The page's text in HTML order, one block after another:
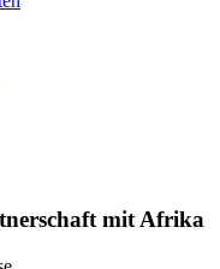
mit Afrika